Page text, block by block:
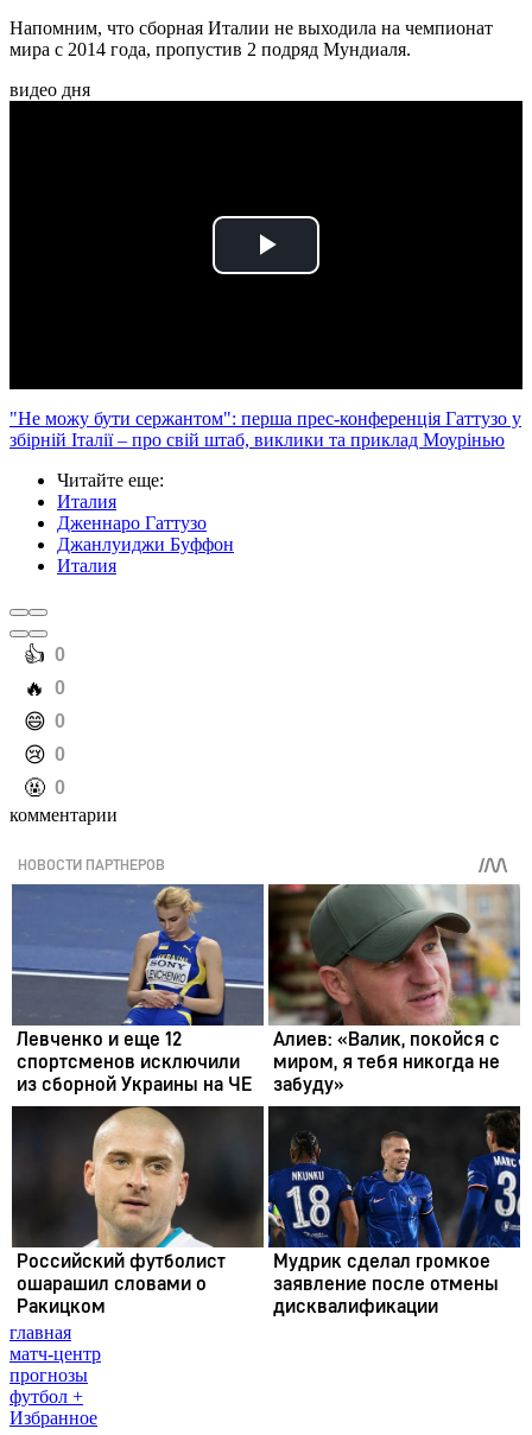
Напомним, что сборная Италии не выходила на чемпионат
мира с 2014 года, пропустив 2 подряд Мундиаля.
видео дня
Play
"Не можу бути сержантом": перша прес-конференція Гаттузо у
збірній Італії – про свій штаб, виклики та приклад Моурінью
Читайте еще:
Италия
Дженнаро Гаттузо
Джанлуиджи Буффон
Италия
️👍 0
️🔥 0
️😄 0
️😢 0
️🤬 0
комментарии
главная
матч-центр
прогнозы
футбол +
Избранное